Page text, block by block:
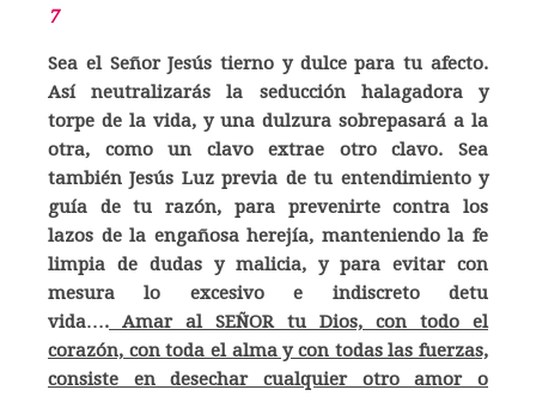
7
Sea el Señor Jesús tierno y dulce para tu afecto.
Así neutralizarás la seducción halagadora y
torpe de la vida, y una dulzura sobrepasará a la
otra, como un clavo extrae otro clavo. Sea
también Jesús Luz previa de tu entendimiento y
guía de tu razón, para prevenirte contra los
lazos de la engañosa herejía, manteniendo la fe
limpia de dudas y malicia, y para evitar con
mesura lo excesivo e indiscreto detu
vida…. Amar al SEÑOR tu Dios, con todo el
corazón, con toda el alma y con todas las fuerzas,
consiste en desechar cualquier otro amor o